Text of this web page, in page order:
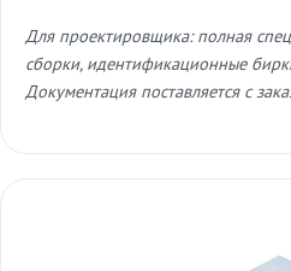
Для проектировщика: полная
сборки, идентификационные
Документация поставляется с